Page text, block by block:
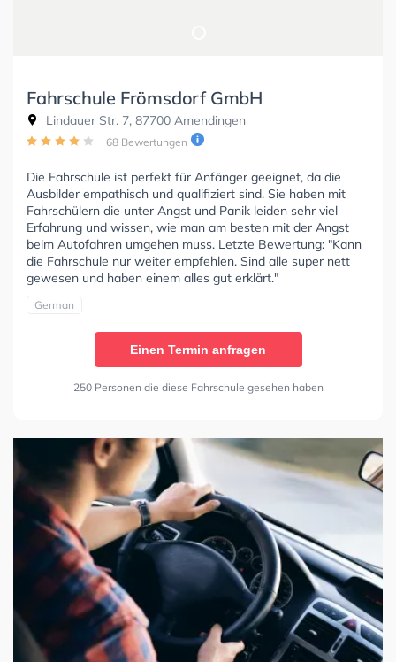
Fahrschule Frömsdorf GmbH
Lindauer Str. 7, 87700 Amendingen
68 Bewertungen
Die Fahrschule ist perfekt für Anfänger geeignet, da die
Ausbilder empathisch und qualifiziert sind. Sie haben mit
Fahrschülern die unter Angst und Panik leiden sehr viel
Erfahrung und wissen, wie man am besten mit der Angst
beim Autofahren umgehen muss. Letzte Bewertung: "Kann
die Fahrschule nur weiter empfehlen. Sind alle super nett
gewesen und haben einem alles gut erklärt."
German
Einen Termin anfragen
250 Personen die diese Fahrschule gesehen haben